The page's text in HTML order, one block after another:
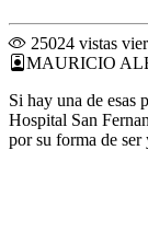
25024 vistas
MAURICIO
Si hay una de esas
Hospital San
por su forma de ser